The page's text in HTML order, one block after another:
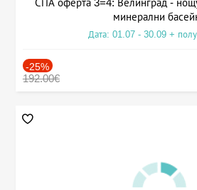
минерални
Дата: 01.07 - 30.09 +
-25%
192.00€